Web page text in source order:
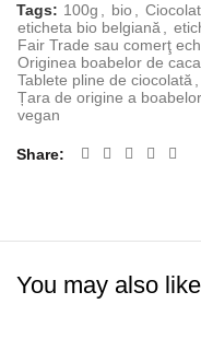
Tags: 100g bio
eticheta bio belgiană
Fair Trade sau comerţ
Originea boabelor de
Tablete pline de ciocolată
Țara de origine a
vegan
Share
You may also